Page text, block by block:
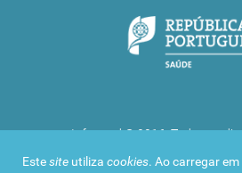
Estesite utiliza cookies. Ao carregar em
Infarmed © 2016. Todos os